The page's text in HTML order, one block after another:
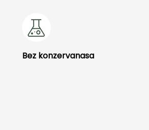
Bez konzervanasa